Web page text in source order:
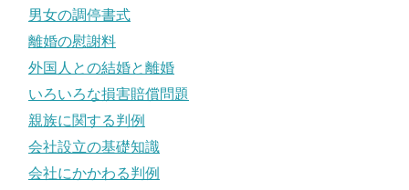
男女の調停書式
離婚の慰謝料
外国人との結婚と離婚
いろいろな損害賠償問題
親族に関する判例
会社設立の基礎知識
会社にかかわる判例